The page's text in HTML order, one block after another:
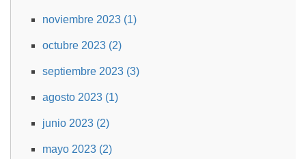
noviembre 2023 (1)
octubre 2023 (2)
septiembre 2023 (3)
agosto 2023 (1)
junio 2023 (2)
mayo 2023 (2)